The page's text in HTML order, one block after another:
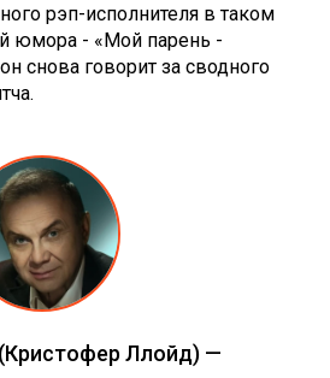
рэп-исполнителя в таком
юмора - «Мой парень -
снова говорит за сводного
(Кристофер Ллойд) —